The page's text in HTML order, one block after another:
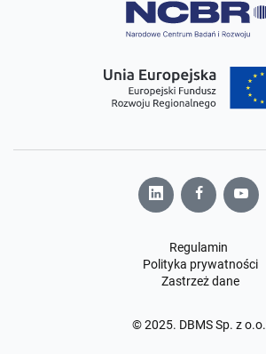
Regulamin
Polityka prywatności
Zastrzeż dane
© 2025. DBMS Sp. z o.o.